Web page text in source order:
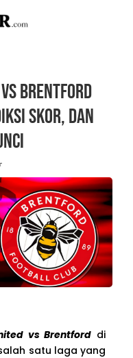
Brentford
Skor, dan
vs Brentford di
satu laga yang